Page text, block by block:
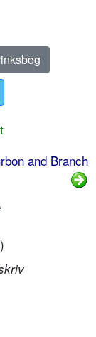
and Branch